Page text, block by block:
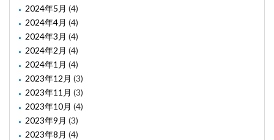
2024年5月 (4)
2024年4月 (4)
2024年3月 (4)
2024年2月 (4)
2024年1月 (4)
2023年12月 (3)
2023年11月 (3)
2023年10月 (4)
2023年9月 (3)
2023年8月 (4)